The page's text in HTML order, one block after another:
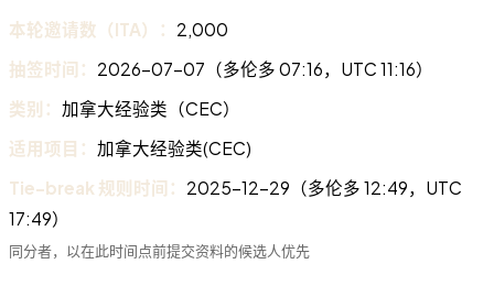
本轮邀请数（ITA）： 2,000
抽签时间： 2026-07-07（多伦多 07:16，UTC 11:16）
类别： 加拿大经验类（CEC）
适用项目： 加拿大经验类(CEC)
Tie-break 规则时间： 2025-12-29（多伦多 12:49，UTC
17:49）
同分者，以在此时间点前提交资料的候选人优先